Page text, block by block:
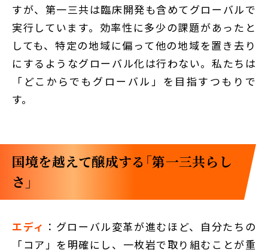
すが、第一三共は臨床開発も含めてグローバルで
実行しています。効率性に多少の課題があったと
しても、特定の地域に偏って他の地域を置き去り
にするようなグローバル化は行わない。私たちは
「どこからでもグローバル」を目指すつもりで
す。
国境を越えて醸成する「第一三共らし
さ」
エディ ：グローバル変革が進むほど、自分たちの
「コア」を明確にし、一枚岩で取り組むことが重